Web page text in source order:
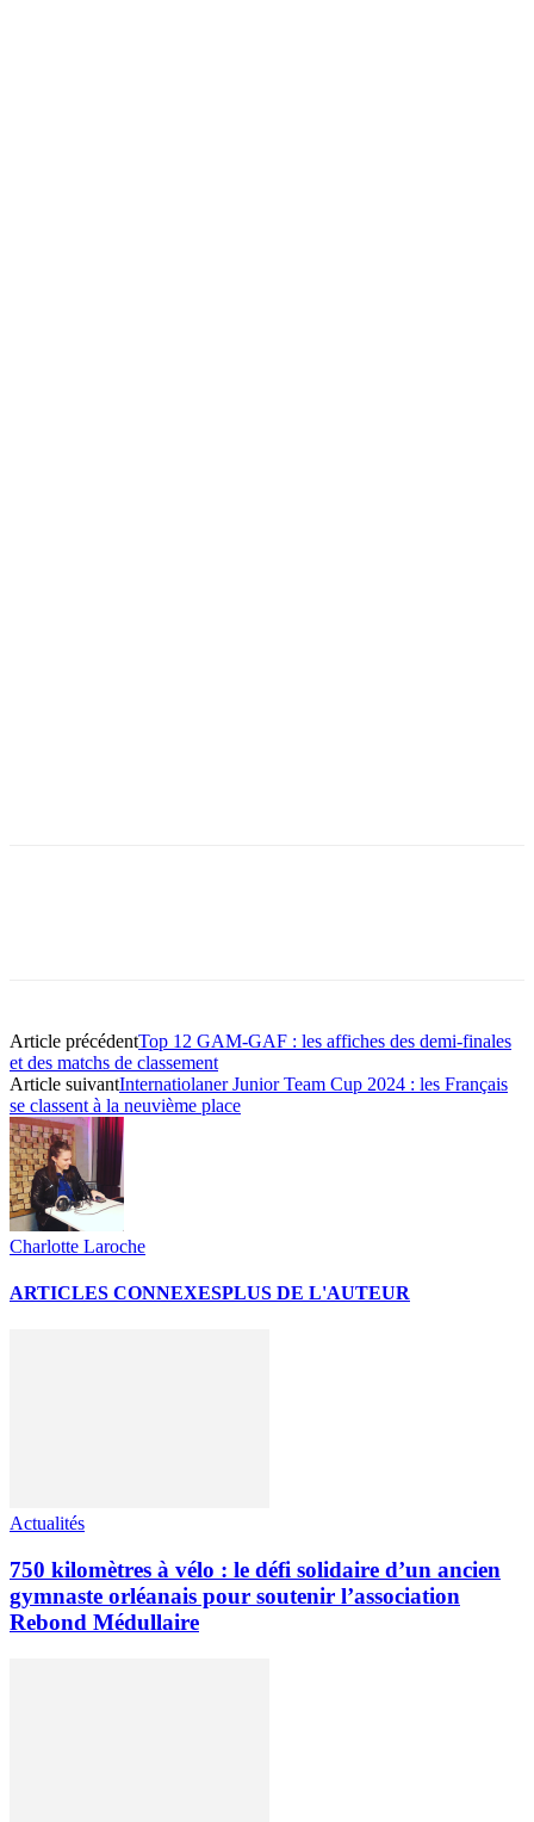
Article précédentTop 12 GAM-GAF : les affiches des demi-finales
et des matchs de classement
Article suivantInternatiolaner Junior Team Cup 2024 : les Français
se classent à la neuvième place
Charlotte Laroche
ARTICLES CONNEXESPLUS DE L'AUTEUR
Actualités
750 kilomètres à vélo : le défi solidaire d’un ancien
gymnaste orléanais pour soutenir l’association
Rebond Médullaire